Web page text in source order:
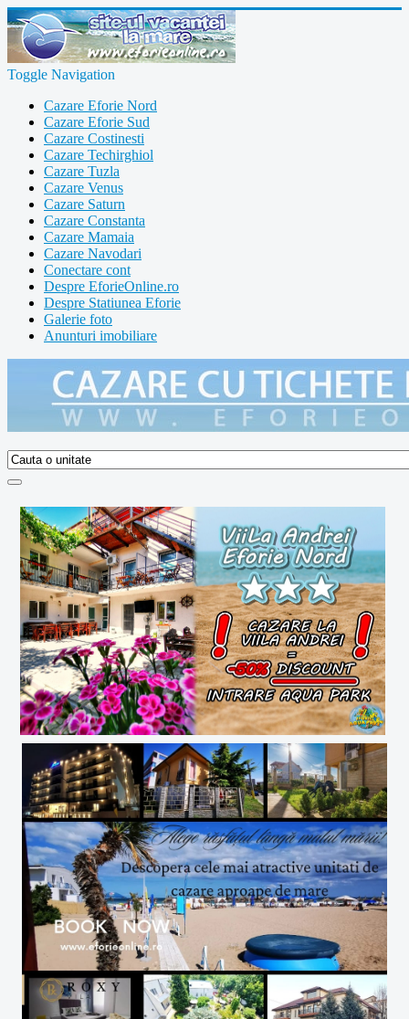
Toggle Navigation
Cazare Eforie Nord
Cazare Eforie Sud
Cazare Costinesti
Cazare Techirghiol
Cazare Tuzla
Cazare Venus
Cazare Saturn
Cazare Constanta
Cazare Mamaia
Cazare Navodari
Conectare cont
Despre EforieOnline.ro
Despre Statiunea Eforie
Galerie foto
Anunturi imobiliare